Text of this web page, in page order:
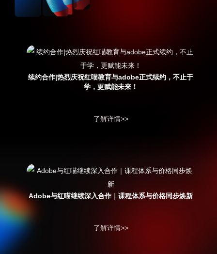
续约合作|热烈庆祝红喵教育与adobe正式续约，不止于
学，更赋能未来！
了解详情>>
Adobe与红喵继续深入合作｜课程体系与价格同步焕新
了解详情>>